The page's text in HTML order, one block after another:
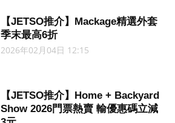
【JETSO推介】Mackage精選外套
季末最高6折
2026年02月04日 12:15
【JETSO推介】Home + Backyard
Show 2026門票熱賣 輸優惠碼立減